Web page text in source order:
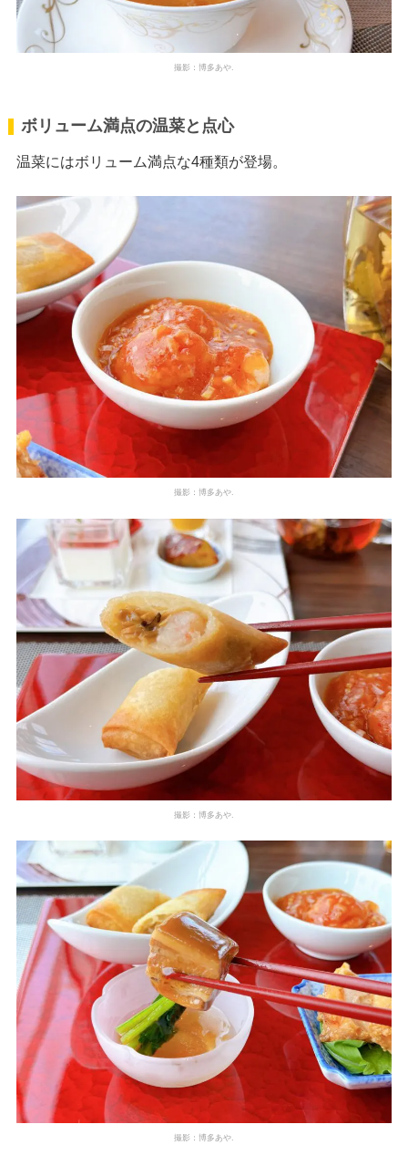
撮影：博多あや.
ボリューム満点の温菜と点心
温菜にはボリューム満点な4種類が登場。
撮影：博多あや.
撮影：博多あや.
撮影：博多あや.